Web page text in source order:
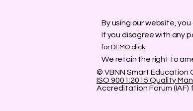
By using our website, you
If you disagree with any
for DEMO click
We retain the right to
© VBNN Smart Education
ISO 9001:2015 Quality
Accreditation Forum (IAF)